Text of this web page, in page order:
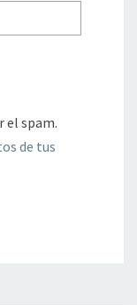
el spam.
de tus